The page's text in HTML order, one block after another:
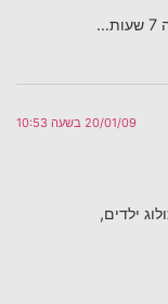
20/01/09 בשעה 10:53
ילדים,